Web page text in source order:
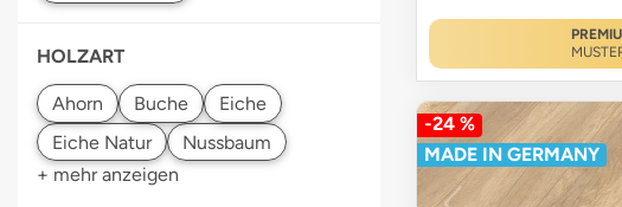
HOLZART
+ mehr anzeigen
-24 %
MADE IN GERMANY